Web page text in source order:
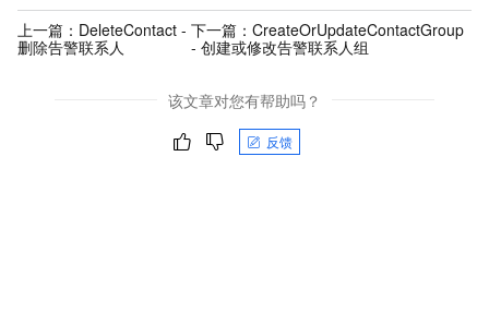
上一篇： DeleteContact -
删除告警联系人
下一篇： CreateOrUpdateContactGroup
- 创建或修改告警联系人组
该文章对您有帮助吗？
反馈